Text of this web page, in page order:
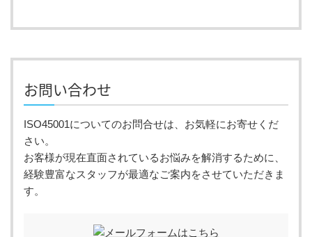
お問い合わせ
ISO45001についてのお問合せは、お気軽にお寄せくだ
さい。
お客様が現在直面されているお悩みを解消するために、
経験豊富なスタッフが最適なご案内をさせていただきま
す。